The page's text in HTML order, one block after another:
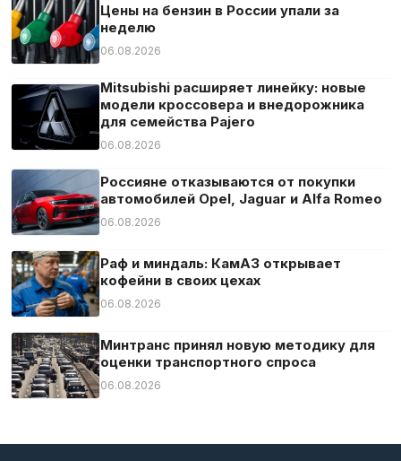
Цены на бензин в России упали за
неделю
06.08.2026
Mitsubishi расширяет линейку: новые
модели кроссовера и внедорожника
для семейства Pajero
06.08.2026
Россияне отказываются от покупки
автомобилей Opel, Jaguar и Alfa Romeo
06.08.2026
Раф и миндаль: КамАЗ открывает
кофейни в своих цехах
06.08.2026
Минтранс принял новую методику для
оценки транспортного спроса
06.08.2026